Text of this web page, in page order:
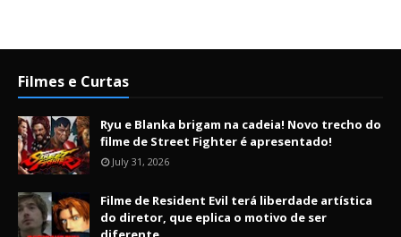
Filmes e Curtas
Ryu e Blanka brigam na cadeia! Novo trecho do
filme de Street Fighter é apresentado!
July 31, 2026
Filme de Resident Evil terá liberdade artística
do diretor, que eplica o motivo de ser